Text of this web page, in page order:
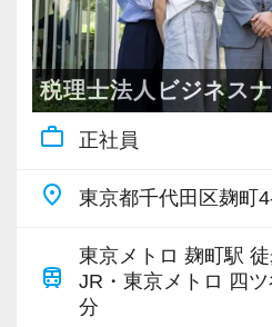
関係のストレスがない職
4.【資格取得支援】税理
援！最大6日間の試験休暇
「働きながら税理士を目
全力でサポートするため
ています。
税理士試験当日と試験前3
別枠の休暇を付与いたし
さらに、一定条件を満た
税理士法人ビジネス
work_outline 正社員
place 東京都千代田区麹町
train
東京メトロ 麹町駅
JR・東京メトロ 四
分